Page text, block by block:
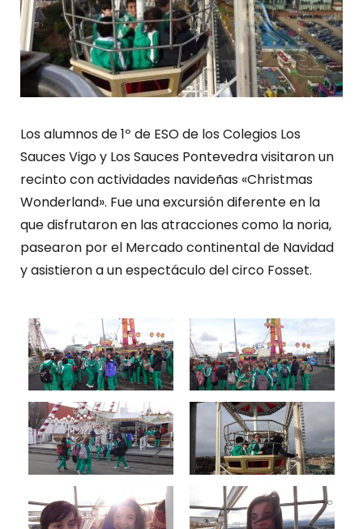
Los alumnos de 1º de ESO de los Colegios Los
Sauces Vigo y Los Sauces Pontevedra visitaron un
recinto con actividades navideñas «Christmas
Wonderland». Fue una excursión diferente en la
que disfrutaron en las atracciones como la noria,
pasearon por el Mercado continental de Navidad
y asistieron a un espectáculo del circo Fosset.